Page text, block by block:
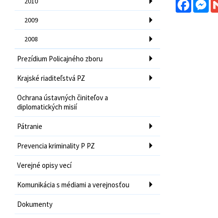
2009
2008
Prezídium Policajného zboru
Krajské riaditeľstvá PZ
Ochrana ústavných činiteľov a
diplomatických misií
Pátranie
Prevencia kriminality P PZ
Verejné opisy vecí
Komunikácia s médiami a verejnosťou
Dokumenty